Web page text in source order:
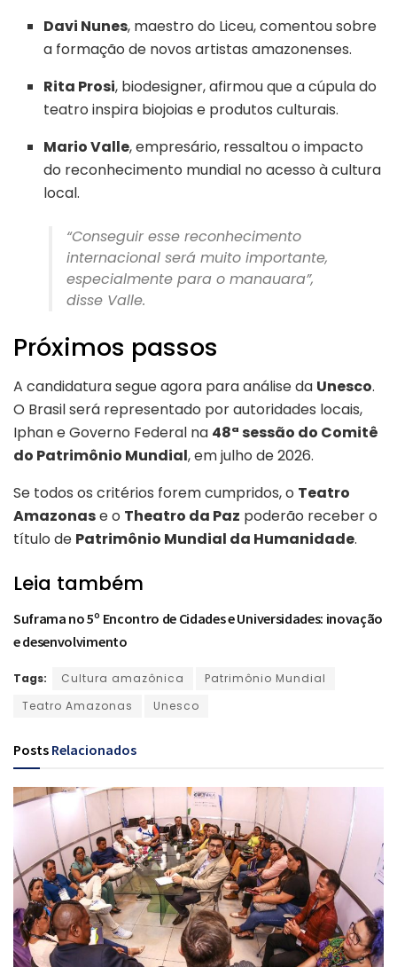
Davi Nunes, maestro do Liceu, comentou sobre
a formação de novos artistas amazonenses.
Rita Prosi, biodesigner, afirmou que a cúpula do
teatro inspira biojoias e produtos culturais.
Mario Valle, empresário, ressaltou o impacto
do reconhecimento mundial no acesso à cultura
local.
“Conseguir esse reconhecimento
internacional será muito importante,
especialmente para o manauara”,
disse Valle.
Próximos passos
A candidatura segue agora para análise da Unesco.
O Brasil será representado por autoridades locais,
Iphan e Governo Federal na 48ª sessão do Comitê
do Patrimônio Mundial, em julho de 2026.
Se todos os critérios forem cumpridos, o Teatro
Amazonase o Theatro da Paz poderão receber o
título de Patrimônio Mundial da Humanidade.
Leia também
Suframa no 5º Encontro de Cidades e Universidades: inovação
e desenvolvimento
Tags: Cultura amazônica
Patrimônio Mundial
Teatro Amazonas
Unesco
Posts Relacionados